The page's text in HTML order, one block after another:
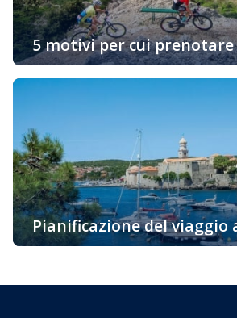
5 motivi per cui
sistemazione sull’isola
una buona idea
Vi state chiedendo perché dovreste
soleggiata, la cosiddetta isola d’Oro è
destinazioni attraenti per i turisti grazie
variegata offerta […]
Pianificazione del viaggio
momento – l’isola di Krk
ci sono avventurieri a cui non importa